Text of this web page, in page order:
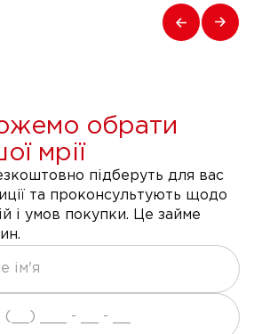
обрати
мрії
підберуть для вас
та проконсультують щодо
і умов покупки. Це займе